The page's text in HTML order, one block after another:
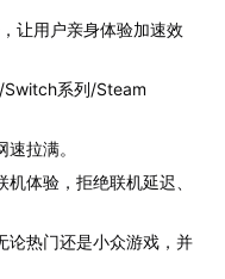
让用户亲身体验加速效
Switch系列/Steam
拉满。
体验，拒绝联机延迟、
论热门还是小众游戏，并